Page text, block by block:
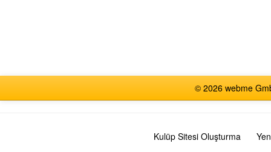
© 2026 webme
Kulüp Sitesi Oluşturma